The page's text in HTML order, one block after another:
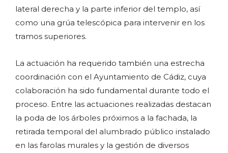
lateral derecha y la parte inferior del templo, así
como una grúa telescópica para intervenir en los
tramos superiores.
La actuación ha requerido también una estrecha
coordinación con el Ayuntamiento de Cádiz, cuya
colaboración ha sido fundamental durante todo el
proceso. Entre las actuaciones realizadas destacan
la poda de los árboles próximos a la fachada, la
retirada temporal del alumbrado público instalado
en las farolas murales y la gestión de diversos